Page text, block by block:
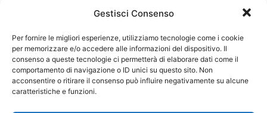
Gestisci Consenso
Per fornire le migliori esperienze, utilizziamo tecnologie come i cookie
per memorizzare e/o accedere alle informazioni del dispositivo. Il
consenso a queste tecnologie ci permetterà di elaborare dati come il
comportamento di navigazione o ID unici su questo sito. Non
acconsentire o ritirare il consenso può influire negativamente su alcune
caratteristiche e funzioni.